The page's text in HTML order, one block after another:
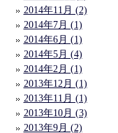
2014年11月 (2)
2014年7月 (1)
2014年6月 (1)
2014年5月 (4)
2014年2月 (1)
2013年12月 (1)
2013年11月 (1)
2013年10月 (3)
2013年9月 (2)